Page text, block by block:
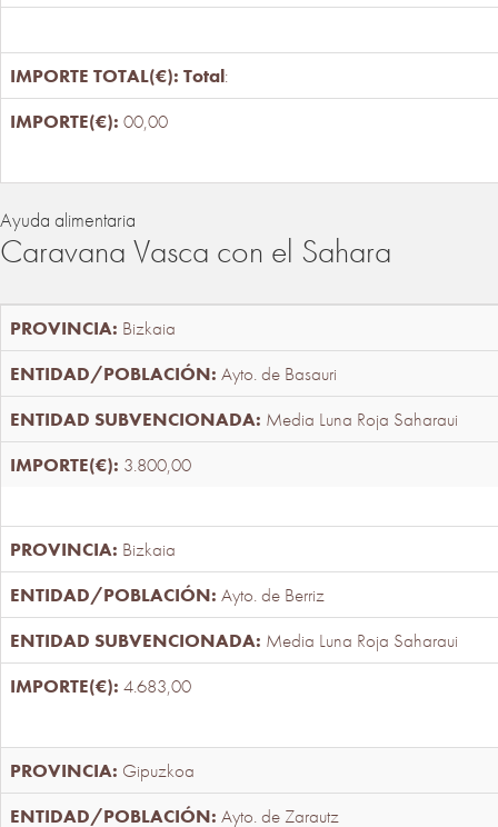
Total:
00,00
Ayuda alimentaria
Caravana Vasca con el Sahara
Bizkaia
Ayto. de Basauri
Media Luna Roja Saharaui
3.800,00
Bizkaia
Ayto. de Berriz
Media Luna Roja Saharaui
4.683,00
Gipuzkoa
Ayto. de Zarautz